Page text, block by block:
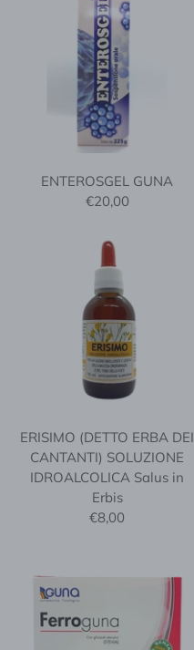
ENTEROSGEL GUNA
€20,00
ERISIMO (DETTO ERBA DEI
CANTANTI) SOLUZIONE
IDROALCOLICA Salus in
Erbis
€8,00